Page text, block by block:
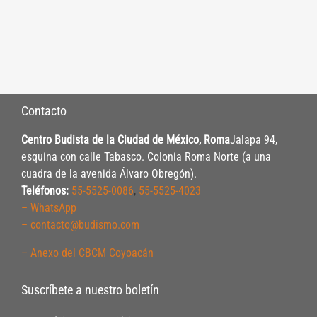
Contacto
Centro Budista de la Ciudad de México, RomaJalapa 94,
esquina con calle Tabasco. Colonia Roma Norte (a una
cuadra de la avenida Álvaro Obregón).
Teléfonos: 55-5525-0086, 55-5525-4023
– WhatsApp
– contacto@budismo.com
– Anexo del CBCM Coyoacán
Suscríbete a nuestro boletín